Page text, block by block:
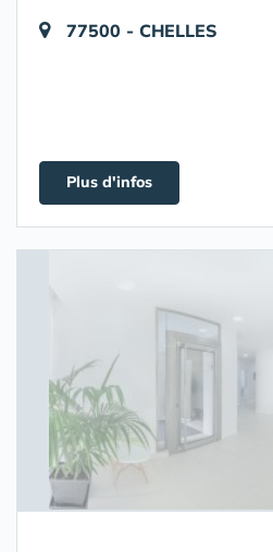
77500 - CHELLES
Plus d'infos